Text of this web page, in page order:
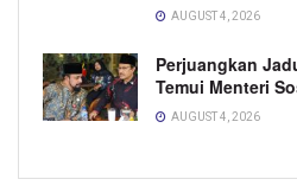
AUGUST 4, 2026
Perjuangkan
Temui Menteri
AUGUST 4, 2026